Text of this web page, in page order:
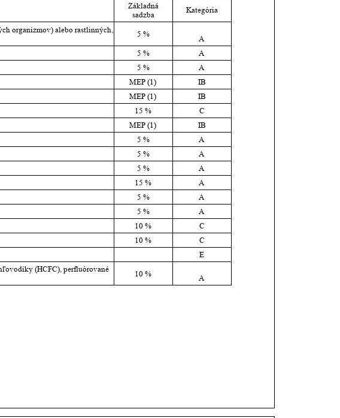
Základná
sadzba
Kategória
organizmov) alebo rastlinných,
5 %
A
5 %
A
5 %
A
MEP (1)
IB
MEP (1)
IB
15 %
C
MEP (1)
IB
5 %
A
5 %
A
5 %
A
15 %
A
5 %
A
5 %
A
10 %
C
10 %
C
E
(HCFC), perfluórované
10 %
A